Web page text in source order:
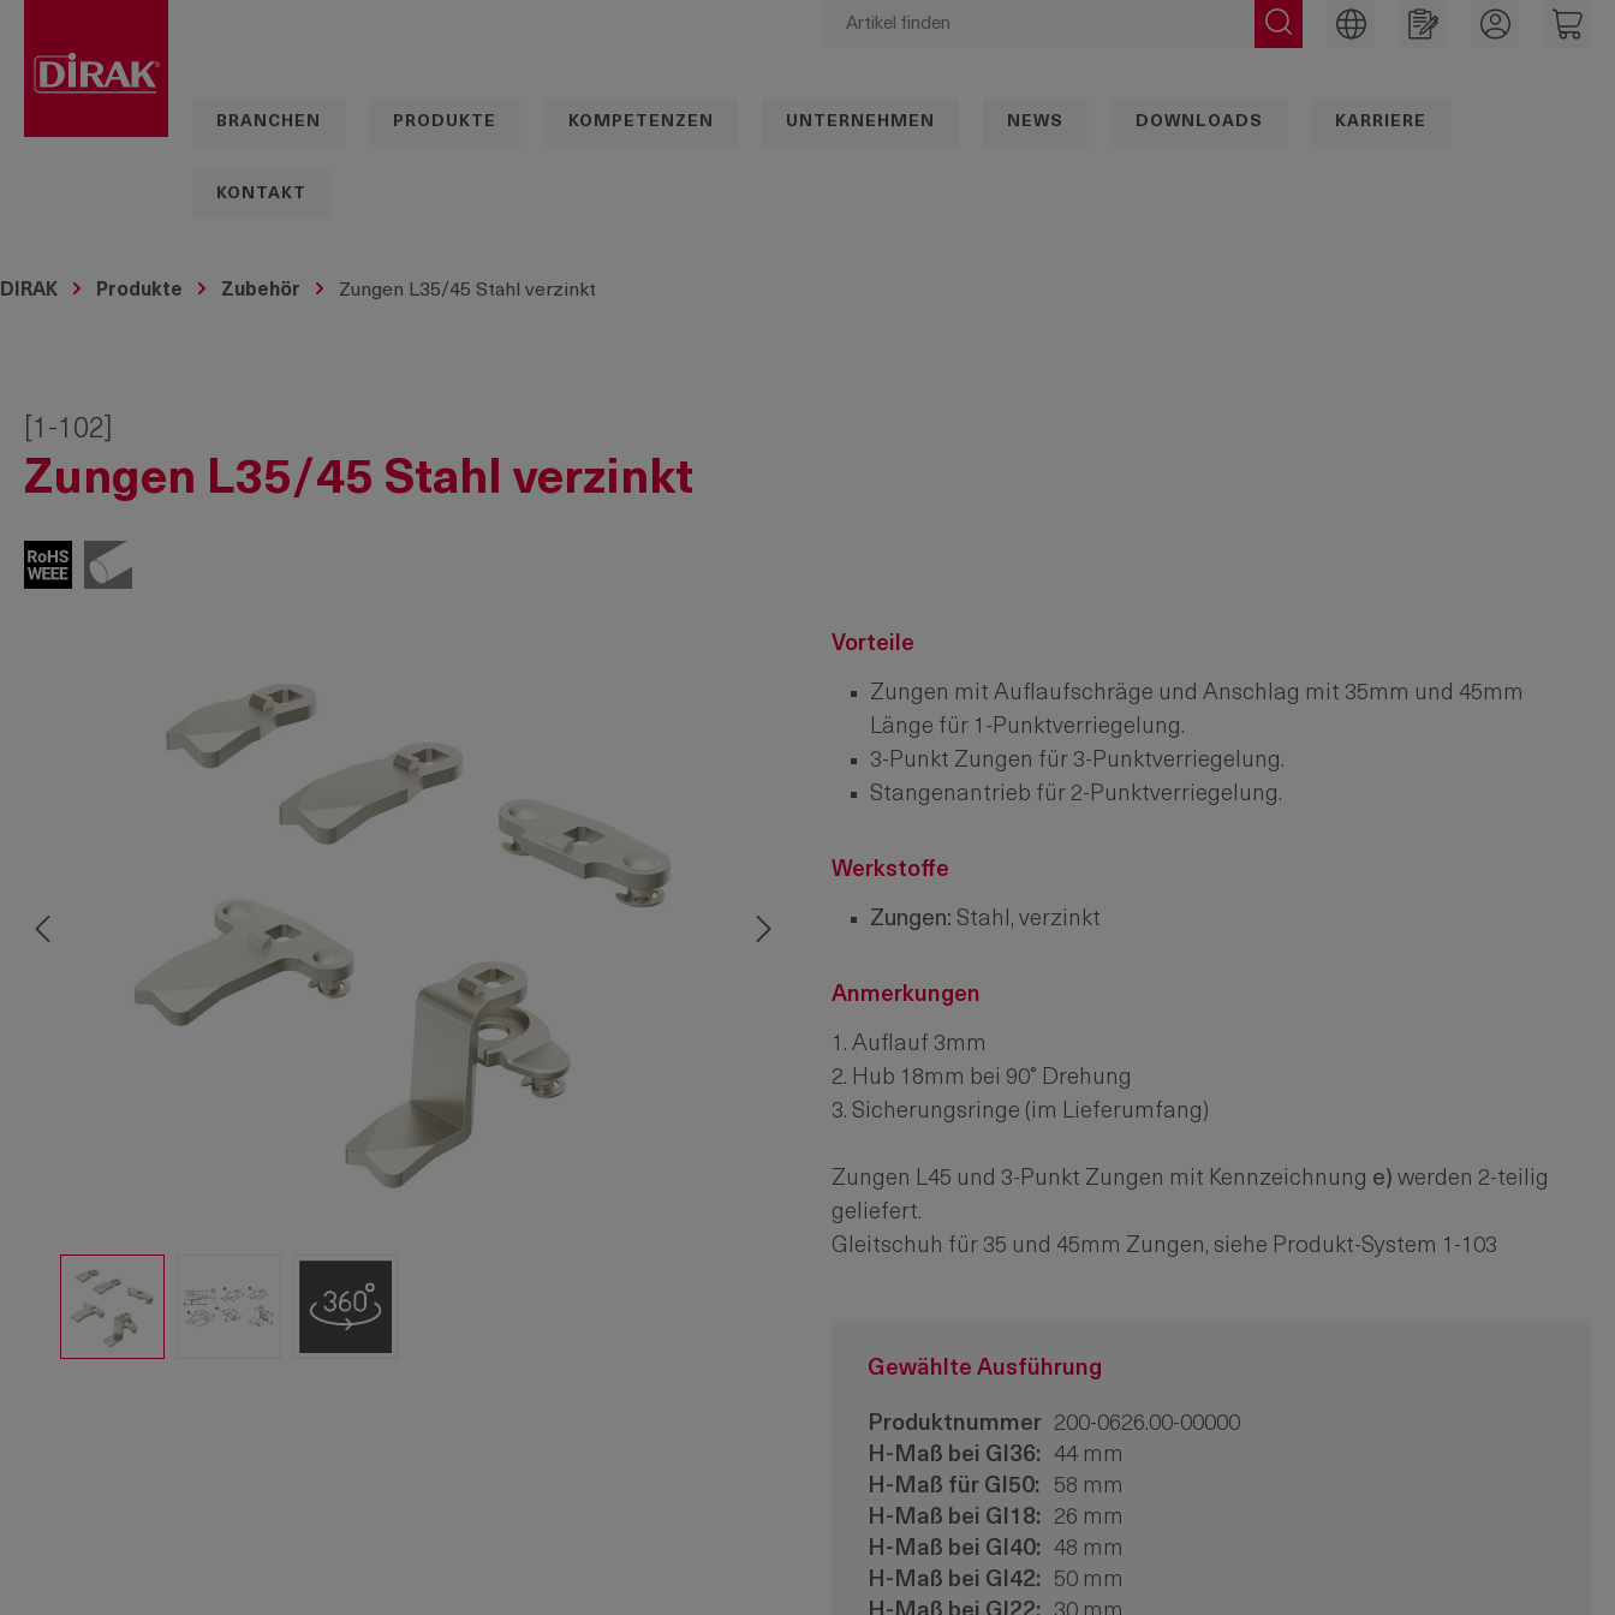
BRANCHEN PRODUKTE KOMPETENZEN UNTERNEHMEN NEWS DOWNLOADS KARRIERE
KONTAKT
DIRAK Produkte Zubehör Zungen L35/45 Stahl verzinkt
[1-102]
Zungen L35/45 Stahl verzinkt
Vorteile
Zungen mit Auflaufschräge und Anschlag mit 35mm und 45mm
Länge für 1-Punktverriegelung.
3-Punkt Zungen für 3-Punktverriegelung.
Stangenantrieb für 2-Punktverriegelung.
Werkstoffe
Zungen: Stahl, verzinkt
Anmerkungen
1. Auflauf 3mm
2. Hub 18mm bei 90° Drehung
3. Sicherungsringe (im Lieferumfang)
Zungen L45 und 3-Punkt Zungen mit Kennzeichnung e) werden 2-teilig
geliefert.
Gleitschuh für 35 und 45mm Zungen, siehe Produkt-System 1-103
Gewählte Ausführung
Produktnummer 200-0626.00-00000
H-Maß bei Gl36:
44 mm
H-Maß für Gl50:
58 mm
H-Maß bei Gl18:
26 mm
H-Maß bei Gl40:
48 mm
H-Maß bei Gl42:
50 mm